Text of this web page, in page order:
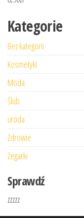
Kategorie
Bez kategorii
Kosmetyki
Moda
Ślub
uroda
Zdrowie
Zegarki
Sprawdź
zzzzz